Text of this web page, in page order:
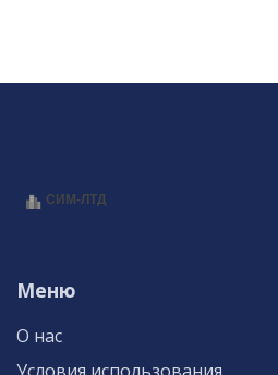
Меню
О нас